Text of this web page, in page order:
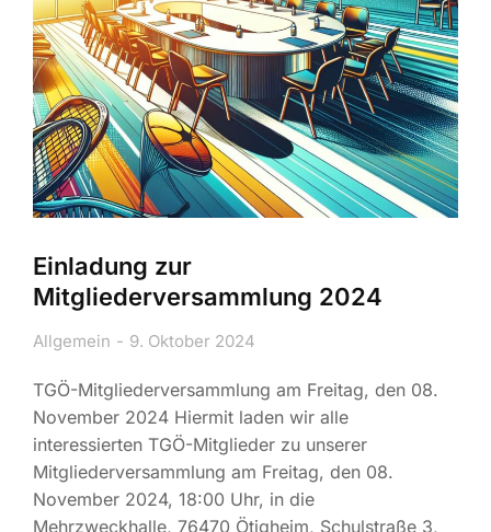
Einladung zur
Mitgliederversammlung 2024
Allgemein 9. Oktober 2024
TGÖ-Mitgliederversammlung am Freitag, den 08.
November 2024 Hiermit laden wir alle
interessierten TGÖ-Mitglieder zu unserer
Mitgliederversammlung am Freitag, den 08.
November 2024, 18:00 Uhr, in die
Mehrzweckhalle, 76470 Ötigheim, Schulstraße 3,